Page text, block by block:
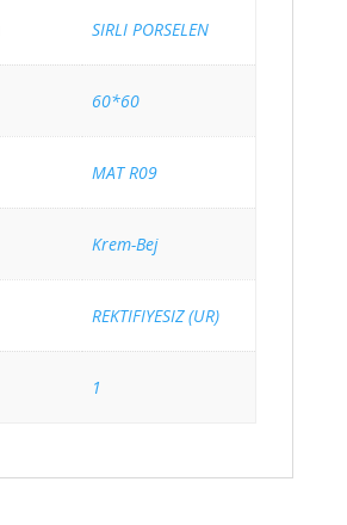
SIRLI PORSELEN
60*60
MAT R09
Krem-Bej
REKTIFIYESIZ (UR)
1